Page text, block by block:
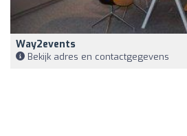
Way2events
Bekijk adres en contactgegevens